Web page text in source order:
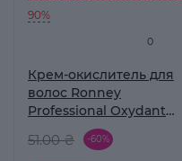
0
90%
Крем-окислитель для
волос Ronney
Professional Oxydant
Creme 6%, 60 мл
51.00 ₴ -60%